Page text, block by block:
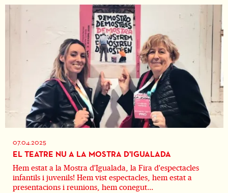
07.04.2025
EL TEATRE NU A LA MOSTRA D'IGUALADA
Hem estat a la Mostra d'Igualada, la Fira d'espectacles
infantils i juvenils! Hem vist espectacles, hem estat a
presentacions i reunions, hem conegut...